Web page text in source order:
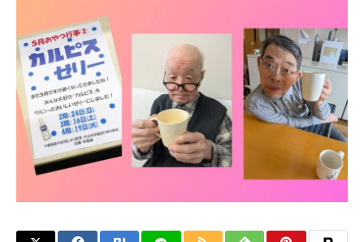
こだわり
ギャラリー
アクセス
お問い合わせ